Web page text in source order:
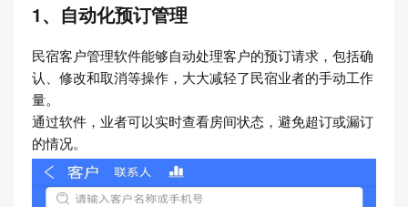
1、自动化预订管理
民宿客户管理软件能够自动处理客户的预订请求，包括确
认、修改和取消等操作，大大减轻了民宿业者的手动工作
量。
通过软件，业者可以实时查看房间状态，避免超订或漏订
的情况。